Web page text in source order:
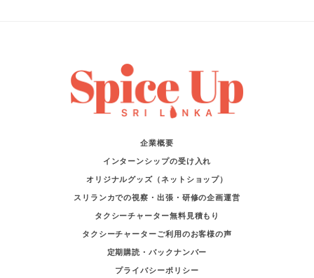
企業概要
インターンシップの受け入れ
オリジナルグッズ（ネットショップ）
スリランカでの視察・出張・研修の企画運営
タクシーチャーター無料見積もり
タクシーチャーターご利用のお客様の声
定期購読・バックナンバー
プライバシーポリシー